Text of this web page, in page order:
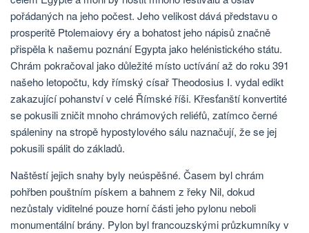
pořádaných na jeho počest. Jeho velikost dává představu o
prosperitě Ptolemaiovy éry a bohatost jeho nápisů značně
přispěla k našemu poznání Egypta jako helénistického státu.
Chrám pokračoval jako důležité místo uctívání až do roku 391
našeho letopočtu, kdy římský císař Theodosius I. vydal edikt
zakazující pohanství v celé Římské říši. Křesťanští konvertité
se pokusili zničit mnoho chrámových reliéfů, zatímco černé
spáleniny na stropě hypostylového sálu naznačují, že se jej
pokusili spálit do základů.
Naštěstí jejich snahy byly neúspěšné. Časem byl chrám
pohřben pouštním pískem a bahnem z řeky Nil, dokud
nezůstaly viditelné pouze horní části jeho pylonu neboli
monumentální brány. Pylon byl francouzskými průzkumníky v